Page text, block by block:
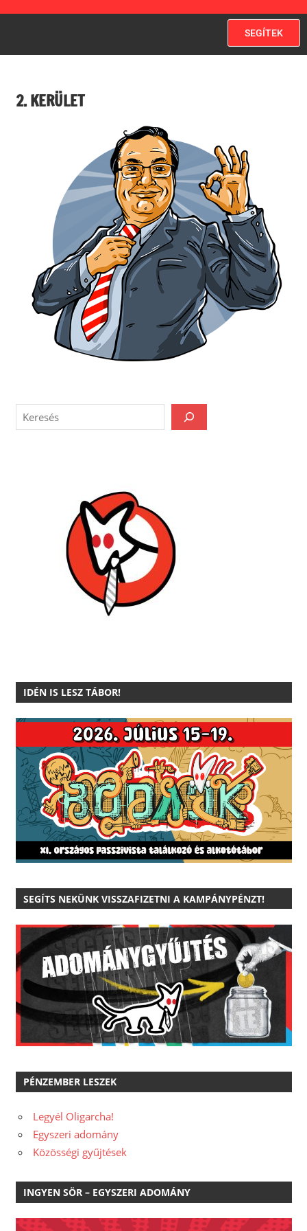
SEGÍTEK
2. KERÜLET
IDÉN IS LESZ TÁBOR!
SEGÍTS NEKÜNK VISSZAFIZETNI A KAMPÁNYPÉNZT!
PÉNZEMBER LESZEK
Legyél Oligarcha!
Egyszeri adomány
Közösségi gyűjtések
INGYEN SÖR – EGYSZERI ADOMÁNY